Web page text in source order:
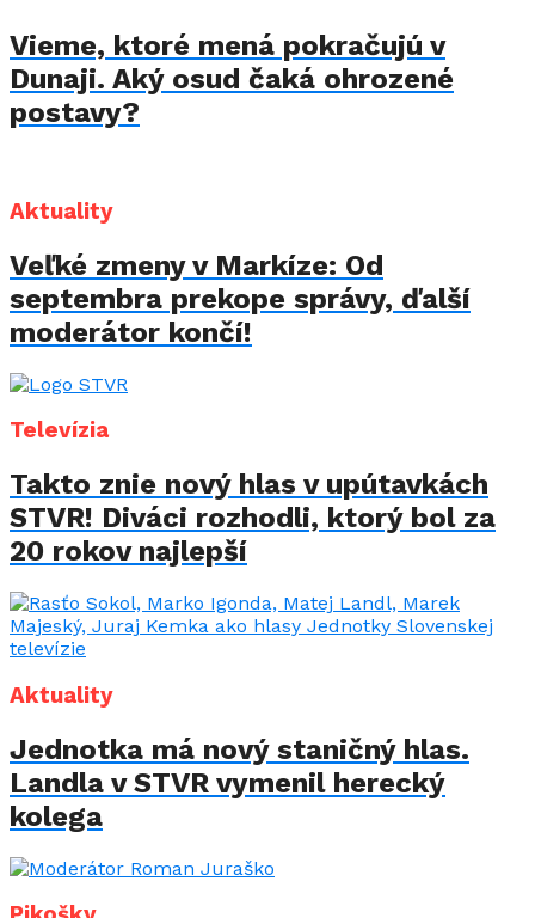
Vieme, ktoré mená pokračujú v
Dunaji. Aký osud čaká ohrozené
postavy?
Aktuality
Veľké zmeny v Markíze: Od
septembra prekope správy, ďalší
moderátor končí!
Televízia
Takto znie nový hlas v upútavkách
STVR! Diváci rozhodli, ktorý bol za
20 rokov najlepší
Aktuality
Jednotka má nový staničný hlas.
Landla v STVR vymenil herecký
kolega